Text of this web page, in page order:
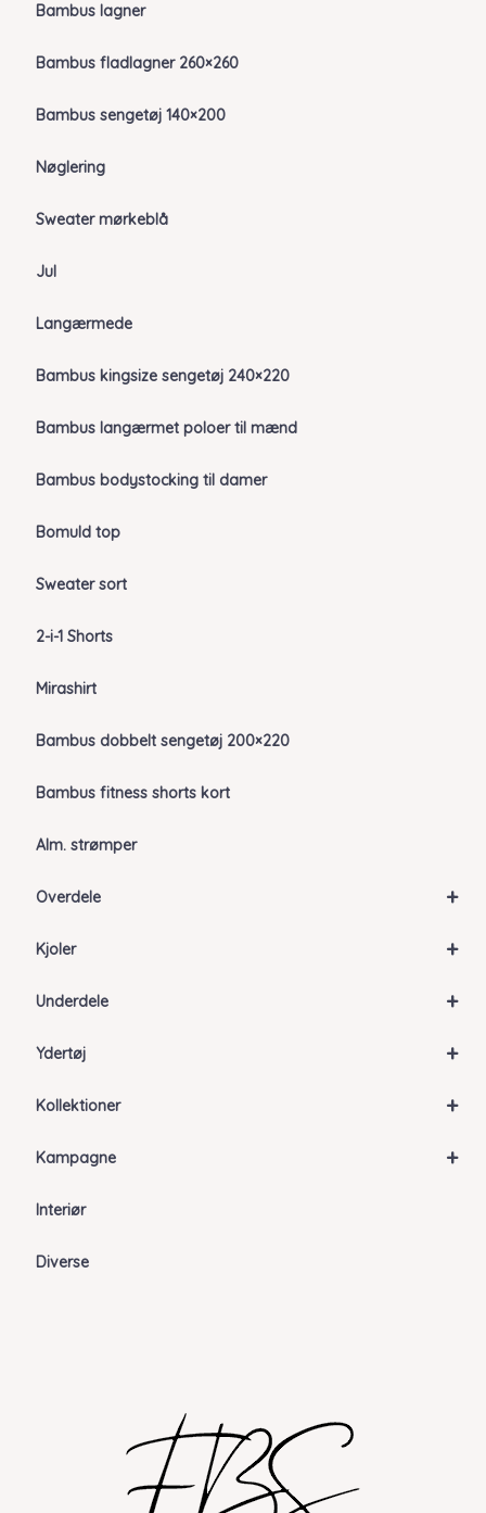
Bambus lagner
Bambus fladlagner 260×260
Bambus sengetøj 140×200
Nøglering
Sweater mørkeblå
Jul
Langærmede
Bambus kingsize sengetøj 240×220
Bambus langærmet poloer til mænd
Bambus bodystocking til damer
Bomuld top
Sweater sort
2-i-1 Shorts
Mirashirt
Bambus dobbelt sengetøj 200×220
Bambus fitness shorts kort
Alm. strømper
+
Overdele
+
Kjoler
+
Underdele
+
Ydertøj
+
Kollektioner
+
Kampagne
Interiør
Diverse